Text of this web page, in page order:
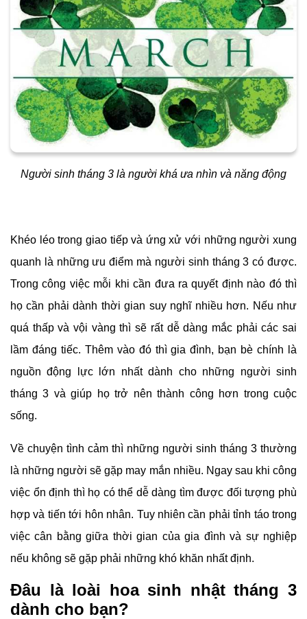
Người sinh tháng 3 là người khá ưa nhìn và năng động
Khéo léo trong giao tiếp và ứng xử với những người xung
quanh là những ưu điểm mà người sinh tháng 3 có được.
Trong công việc mỗi khi cần đưa ra quyết định nào đó thì
họ cần phải dành thời gian suy nghĩ nhiều hơn. Nếu như
quá thấp và vội vàng thì sẽ rất dễ dàng mắc phải các sai
lầm đáng tiếc. Thêm vào đó thì gia đình, bạn bè chính là
nguồn động lực lớn nhất dành cho những người sinh
tháng 3 và giúp họ trở nên thành công hơn trong cuộc
sống.
Về chuyện tình cảm thì những người sinh tháng 3 thường
là những người sẽ gặp may mắn nhiều. Ngay sau khi công
việc ổn định thì họ có thể dễ dàng tìm được đối tượng phù
hợp và tiến tới hôn nhân. Tuy nhiên cần phải tỉnh táo trong
việc cân bằng giữa thời gian của gia đình và sự nghiệp
nếu không sẽ gặp phải những khó khăn nhất định.
Đâu là loài hoa sinh nhật tháng 3
dành cho bạn?